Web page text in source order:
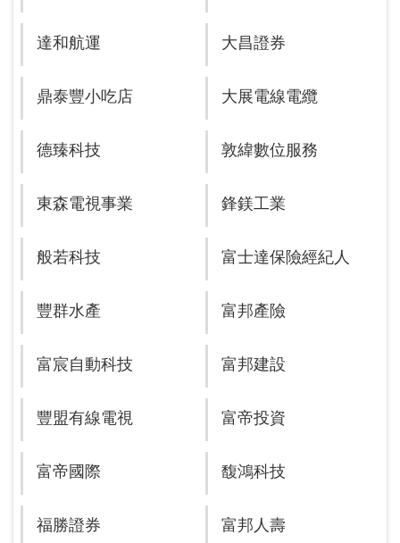
達和航運 大昌證券
鼎泰豐小吃店 大展電線電纜
德臻科技 敦緯數位服務
東森電視事業 鋒鎂工業
般若科技 富士達保險經紀人
豐群水產 富邦產險
富宸自動科技 富邦建設
豐盟有線電視 富帝投資
富帝國際 馥鴻科技
福勝證券 富邦人壽